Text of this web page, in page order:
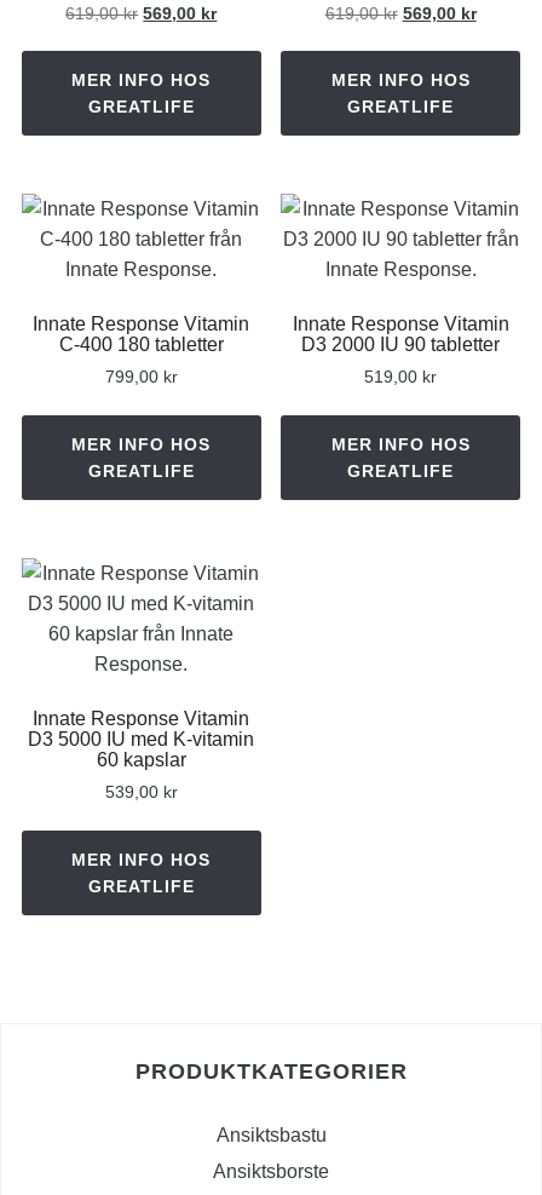
619,00kr Det
var:
619,00 kr.
569,00 krDet
MER INFO HOS
GREATLIFE
619,00kr Det
var:
619,00 kr.
569,00 krDet
MER INFO HOS
GREATLIFE
Innate Response Vitamin
C-400 180 tabletter
799,00 kr
MER INFO HOS
GREATLIFE
Innate Response Vitamin
D3 2000 IU 90 tabletter
519,00 kr
MER INFO HOS
GREATLIFE
Innate Response Vitamin
D3 5000 IU med K-vitamin
60 kapslar
539,00 kr
MER INFO HOS
GREATLIFE
PRODUKTKATEGORIER
Ansiktsbastu
Ansiktsborste